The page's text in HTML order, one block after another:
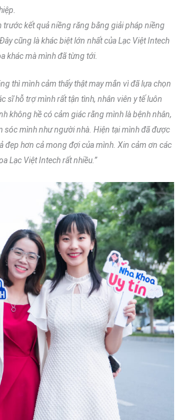
trước kết quả niềng răng bằng giải pháp niềng
cũng là khác biệt lớn nhất của Lạc Việt Intech
khác mà mình đã từng tới.
thì mình cảm thấy thật may mắn vì đã lựa chọn
sĩ hỗ trợ mình rất tận tình, nhân viên y tế luôn
không hề có cảm giác rằng mình là bệnh nhân,
sóc mình như người nhà. Hiện tại mình đã được
đẹp hơn cả mong đợi của mình. Xin cảm ơn các
Lạc Việt Intech rất nhiều.”